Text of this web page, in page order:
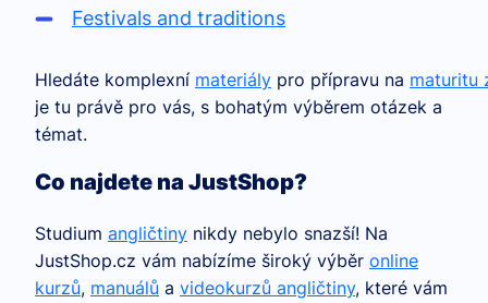
Festivals and traditions
Hledáte komplexní materiály pro přípravu na maturitu
je tu právě pro vás, s bohatým výběrem otázek a
témat.
Co najdete na JustShop?
Studium angličtiny nikdy nebylo snazší! Na
JustShop.cz vám nabízíme široký výběr online
kurzů, manuálů a videokurzů angličtiny, které vám